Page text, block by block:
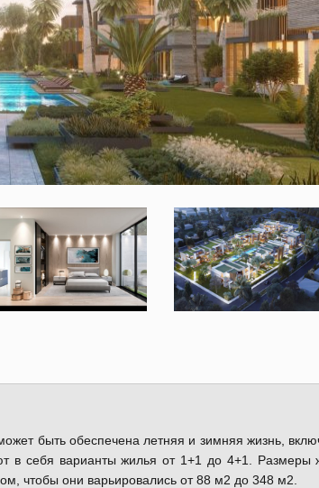
быть обеспечена летняя и зимняя жизнь,
в себя варианты жилья от 1+1 до 4+1. Размеры
чтобы они варьировались от 88 м2 до 348 м2.